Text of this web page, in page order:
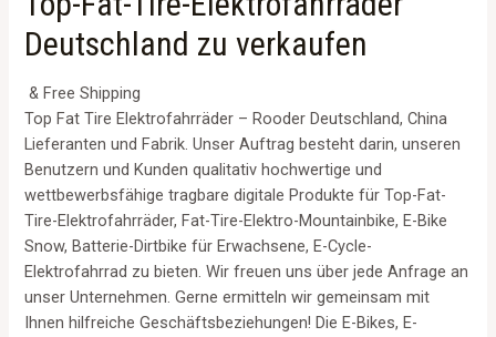
Deutschland zu verkaufen
& Free Shipping
Top Fat Tire Elektrofahrräder – Rooder Deutschland, China
Lieferanten und Fabrik. Unser Auftrag besteht darin, unseren
Benutzern und Kunden qualitativ hochwertige und
wettbewerbsfähige tragbare digitale Produkte für Top-Fat-
Tire-Elektrofahrräder, Fat-Tire-Elektro-Mountainbike, E-Bike
Snow, Batterie-Dirtbike für Erwachsene, E-Cycle-
Elektrofahrrad zu bieten. Wir freuen uns über jede Anfrage an
unser Unternehmen. Gerne ermitteln wir gemeinsam mit
Ihnen hilfreiche Geschäftsbeziehungen! Die E-Bikes, E-